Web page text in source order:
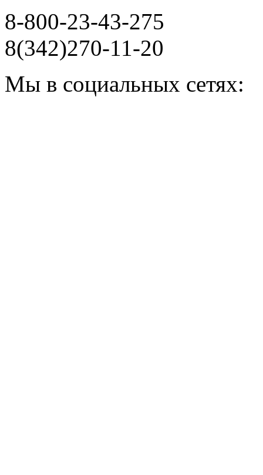
8-800-23-43-275
8(342)270-11-20
Мы в социальных сетях: